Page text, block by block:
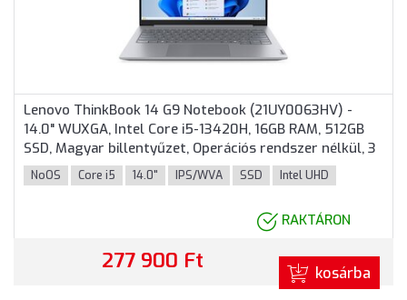
Lenovo ThinkBook 14 G9 Notebook (21UY0063HV) -
14.0" WUXGA, Intel Core i5-13420H, 16GB RAM, 512GB
SSD, Magyar billentyűzet, Operációs rendszer nélkül, 3
év garancia, Szürke színben
NoOS Core i5 14.0" IPS/WVA SSD Intel UHD
RAKTÁRON
277 900 Ft kosárba